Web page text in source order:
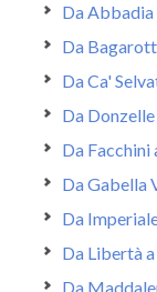
Da Abbadia
Da
Da Ca'
Da
Da Facchini
Da Gabella
Da
Da Libertà
Da